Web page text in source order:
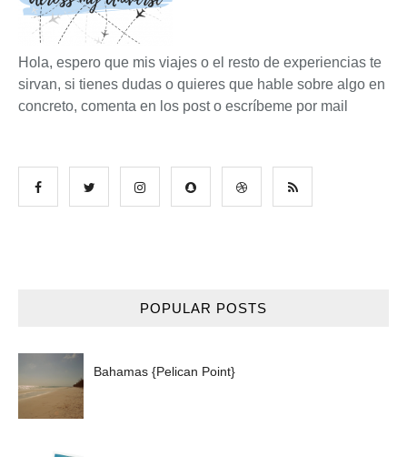
Hola, espero que mis viajes o el resto de experiencias te
sirvan, si tienes dudas o quieres que hable sobre algo en
concreto, comenta en los post o escríbeme por mail
POPULAR POSTS
Bahamas {Pelican Point}